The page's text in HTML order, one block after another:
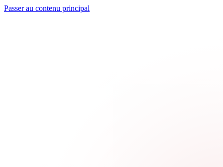
Passer au contenu principal